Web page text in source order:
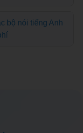
bộ nói tiếng Anh